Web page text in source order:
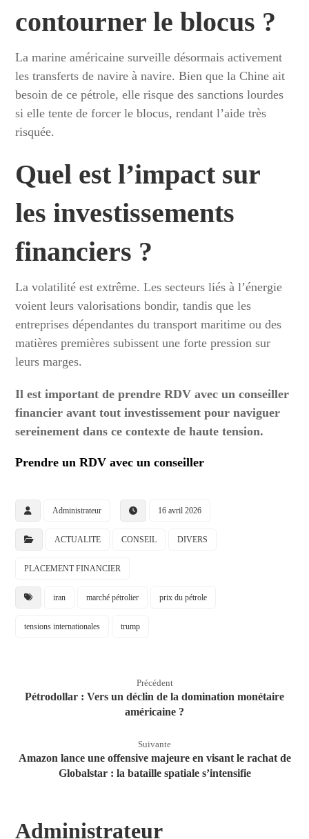
contourner le blocus ?
La marine américaine surveille désormais activement
les transferts de navire à navire. Bien que la Chine ait
besoin de ce pétrole, elle risque des sanctions lourdes
si elle tente de forcer le blocus, rendant l’aide très
risquée.
Quel est l’impact sur
les investissements
financiers ?
La volatilité est extrême. Les secteurs liés à l’énergie
voient leurs valorisations bondir, tandis que les
entreprises dépendantes du transport maritime ou des
matières premières subissent une forte pression sur
leurs marges.
Il est important de prendre RDV avec un conseiller
financier avant tout investissement pour naviguer
sereinement dans ce contexte de haute tension.
Prendre un RDV avec un conseiller
Administrateur 16 avril 2026
ACTUALITE CONSEIL DIVERS
PLACEMENT FINANCIER
iran marché pétrolier prix du pétrole
tensions internationales trump
Précédent
Pétrodollar : Vers un déclin de la domination monétaire
américaine ?
Suivante
Amazon lance une offensive majeure en visant le rachat de
Globalstar : la bataille spatiale s’intensifie
Administrateur